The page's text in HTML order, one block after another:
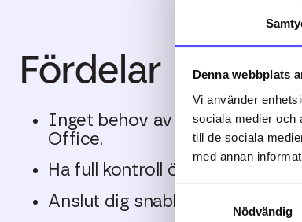
Denna webbplats
Vi använder
sociala medier och
till de sociala
med annan
Samtyckesval
Nödvändig
Fördelar
Inget behov av att logga in i
Office.
Ha full kontroll över dina
Anslut dig snabbt och enkelt